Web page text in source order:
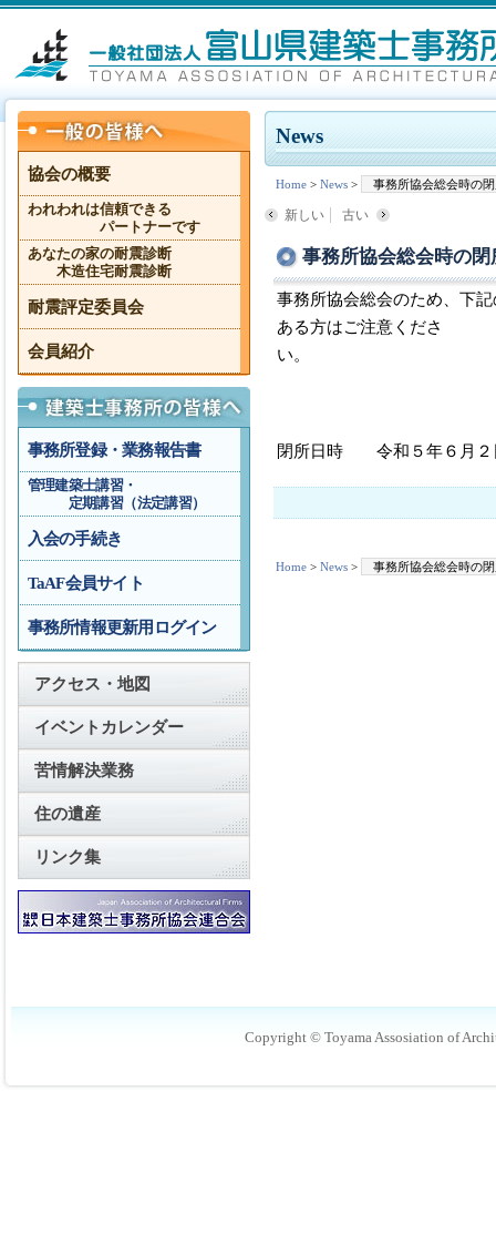
News
Home > News > 事務所協会総会時の
新しい 古い
事務所協会総会時の閉
事務所協会総会のため、下
ある方はご注意くださ
閉所日時 令和５年６月２
Home > News > 事務所協会総会時の
協会の概要
われわれは信頼できる
パートナーです
あなたの家の耐震診断
木造住宅耐震診断
耐震評定委員会
会員紹介
事務所登録・業務報告書
管理建築士講習・
定期講習（法定講習）
入会の手続き
TaAF会員サイト
事務所情報更新用ログイン
アクセス・地図
イベントカレンダー
苦情解決業務
住の遺産
リンク集
Copyright © Toyama Assosiation of